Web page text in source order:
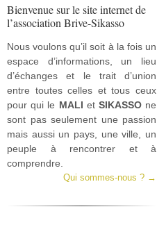
Bienvenue sur le site internet de
l’association Brive-Sikasso
Nous voulons qu’il soit à la fois un
espace d’informations, un lieu
d’échanges et le trait d’union
entre toutes celles et tous ceux
pour qui le MALI et SIKASSOne
sont pas seulement une passion
mais aussi un pays, une ville, un
peuple à rencontrer et à
comprendre.
Qui sommes-nous ? →